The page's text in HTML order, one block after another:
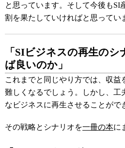
と思っています。そして今後もSI
割を果たしていければと思ってい
「SIビジネスの再生の
ば良いのか」
これまでと同じやり方では、収益
難しくなるでしょう。しかし、工
なビジネスに再生させることがで
その戦略とシナリオを一冊の本に